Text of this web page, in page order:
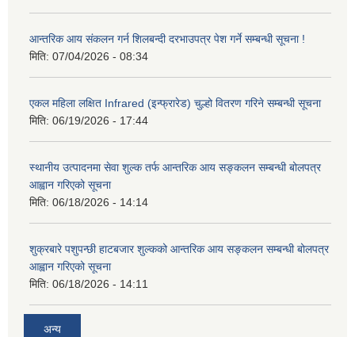
आन्तरिक आय संकलन गर्न शिलबन्दी दरभाउपत्र पेश गर्ने सम्बन्धी सूचना !
मिति: 07/04/2026 - 08:34
एकल महिला लक्षित Infrared (इन्फ्रारेड) चुल्हो वितरण गरिने सम्बन्धी सूचना
मिति: 06/19/2026 - 17:44
स्थानीय उत्पादनमा सेवा शुल्क तर्फ आन्तरिक आय सङ्कलन सम्बन्धी बोलपत्र
आह्वान गरिएको सूचना
मिति: 06/18/2026 - 14:14
शुक्रबारे पशुपन्छी हाटबजार शुल्कको आन्तरिक आय सङ्कलन सम्बन्धी बोलपत्र
आह्वान गरिएको सूचना
मिति: 06/18/2026 - 14:11
अन्य